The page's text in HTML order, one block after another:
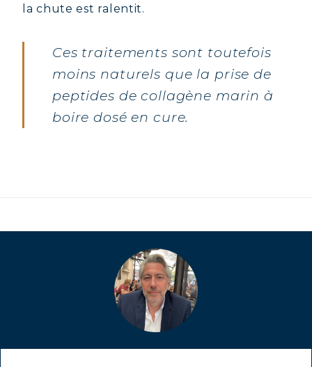
la chute est ralentit.
Ces traitements sont toutefois
moins naturels que la prise de
peptides de collagène marin à
boire dosé en cure.